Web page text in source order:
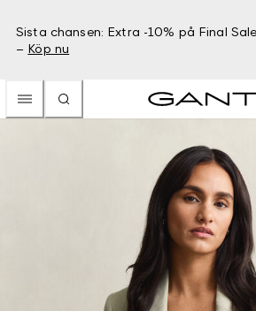
Sista chansen: Extra -10% på Final
– Köp nu